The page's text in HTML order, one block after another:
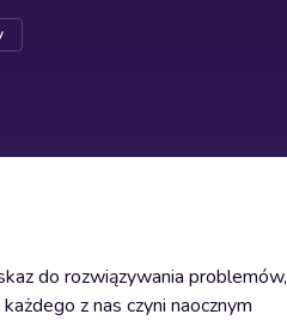
do rozwiązywania problemów,
z nas czyni naocznym